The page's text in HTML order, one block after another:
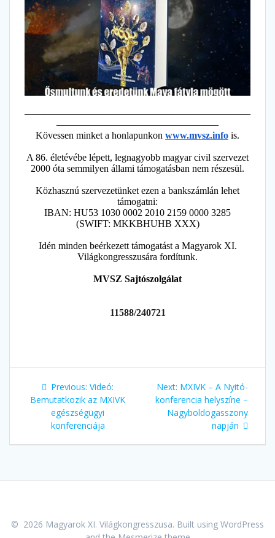
———————————————————————
————————————————–
Kövessen minket a honlapunkon www.mvsz.info is.
A 86. életévébe lépett, legnagyobb magyar civil szervezet
2000 óta semmilyen állami támogatásban nem részesül.
Közhasznú szervezetünket ezen a bankszámlán lehet
támogatni:
IBAN: HU53 1030 0002 2010 2159 0000 3285
(SWIFT: MKKBHUHB XXX)
Idén minden beérkezett támogatást a Magyarok XI.
Világkongresszusára fordítunk.
MVSZ Sajtószolgálat
11588/240721
Previous: Videó:
Bemutatkozik az MXIVK
egészségügyi
konferenciája
Next: MXIVK – A Nyitó-
konferencia helyszíne –
Nagyboldogasszony
napján
© 2026 Magyarok XI. Világkongresszusa. Built using WordPress